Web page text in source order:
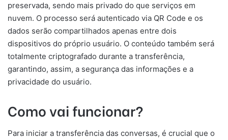
preservada, sendo mais privado do que serviços em
nuvem. O processo será autenticado via QR Code e os
dados serão compartilhados apenas entre dois
dispositivos do próprio usuário. O conteúdo também será
totalmente criptografado durante a transferência,
garantindo, assim, a segurança das informações e a
privacidade do usuário.
Como vai funcionar?
Para iniciar a transferência das conversas, é crucial que o